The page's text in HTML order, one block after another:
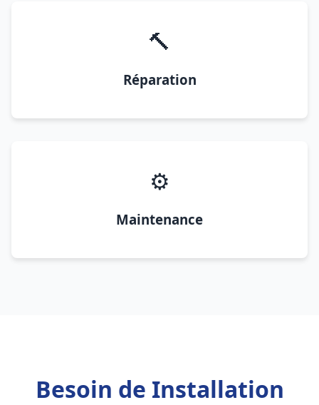
🔨
Réparation
⚙️
Maintenance
Besoin de Installation